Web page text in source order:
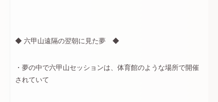
◆ 六甲山遠隔の翌朝に見た夢 ◆
・夢の中で六甲山セッションは、体育館のような場所で開催
されていて